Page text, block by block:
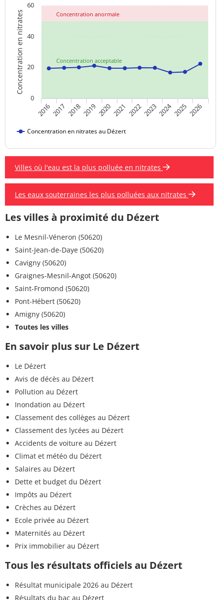
Concentration acceptable
Concentration anormale
Concentration en nitrates
Concentration en nitrates au Dézert
20162017 2018201920202021 20222023202420252026
0
20
40
60
Villes où l'eau est la plus polluée en nitrates
Les eaux souterraines les plus polluées aux nitrates
Les villes à proximité du Dézert
Le Mesnil-Véneron (50620)
Saint-Jean-de-Daye (50620)
Cavigny (50620)
Graignes-Mesnil-Angot (50620)
Saint-Fromond (50620)
Pont-Hébert (50620)
Amigny (50620)
Toutes les villes
En savoir plus sur Le Dézert
Le Dézert
Avis de décès au Dézert
Pollution au Dézert
Inondation au Dézert
Classement des collèges au Dézert
Classement des lycées au Dézert
Accidents de voiture au Dézert
Climat et météo du Dézert
Salaires au Dézert
Dette et budget du Dézert
Impôts au Dézert
Crèches au Dézert
Ecole privée au Dézert
Maternités au Dézert
Prix immobilier au Dézert
Tous les résultats officiels au Dézert
Résultat municipale 2026 au Dézert
Résultats du bac au Dézert